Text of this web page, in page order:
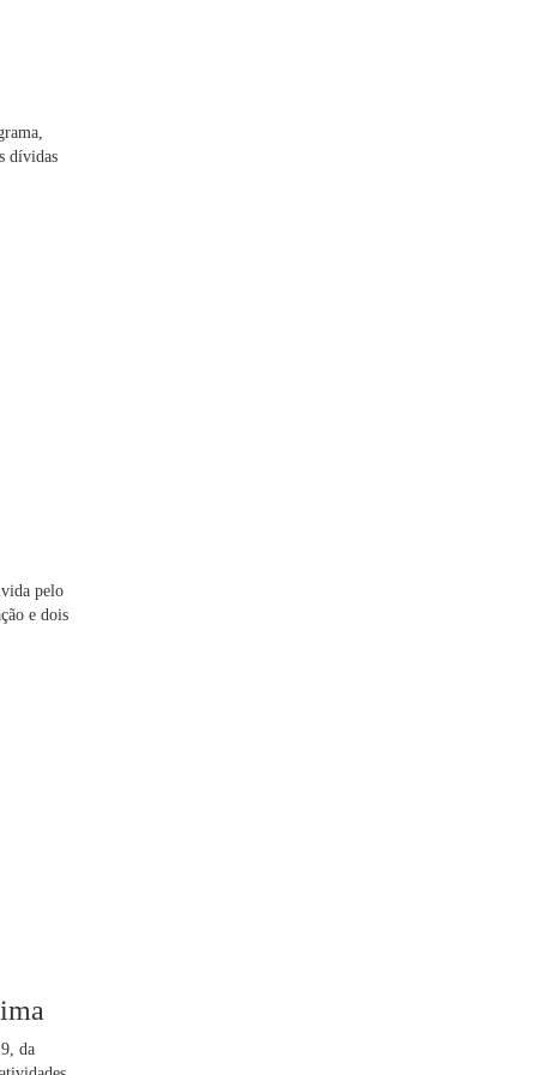
dívidas
pelo
e dois
da